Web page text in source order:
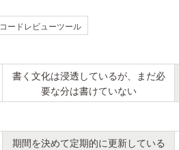
コードレビューツール
書く文化は浸透しているが、まだ必
要な分は書けていない
期間を決めて定期的に更新している